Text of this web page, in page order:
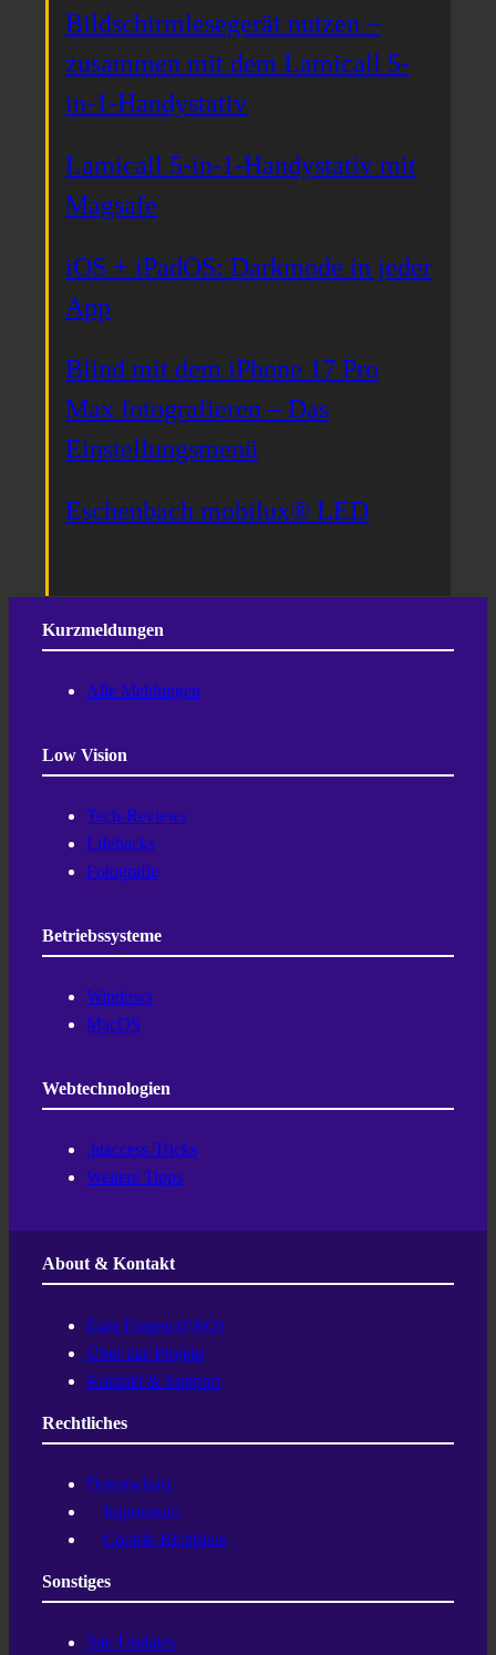
Bildschirmlesegerät nutzen –
zusammen mit dem Lamicall 5-
in-1-Handystativ
Lamicall 5-in-1-Handystativ mit
Magsafe
iOS + iPadOS: Darkmode in jeder
App
Blind mit dem iPhone 17 Pro
Max fotografieren – Das
Einstellungsmenü
Eschenbach mobilux® LED
Kurzmeldungen
Alle Meldungen
Low Vision
Tech-Reviews
Lifehacks
Fotografie
Betriebssysteme
Windows
MacOS
Webtechnologien
.htaccess-Tricks
Weitere Tipps
About & Kontakt
Eure Fragen (FAQ)
Über das Projekt
Kontakt & Support
Rechtliches
Datenschutz
Impressum
Cookie-Richtlinie
Sonstiges
Site Updates